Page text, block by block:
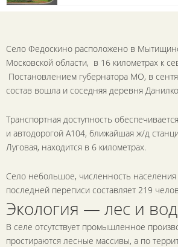
Село Федоскино расположено в
Московской области, в 16 километрах к
Постановлением губернатора МО, в
состав вошла и соседняя деревня
Транспортная доступность
и автодорогой А104, ближайшая ж/д
Луговая, находится в 6 километрах.
Село небольшое, численность
последней переписи составляет 219
Экология — лес и
В селе отсутствует промышленное
простираются лесные массивы, а по